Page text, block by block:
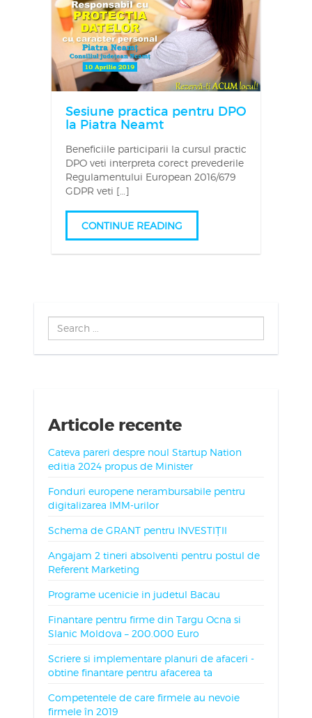
Sesiune practica pentru DPO
la Piatra Neamt
Beneficiile participarii la cursul practic
DPO veti interpreta corect prevederile
Regulamentului European 2016/679
GDPR veti […]
CONTINUE READING
Search
...
Articole recente
Cateva pareri despre noul Startup Nation
editia 2024 propus de Minister
Fonduri europene nerambursabile pentru
digitalizarea IMM-urilor
Schema de GRANT pentru INVESTIȚII
Angajam 2 tineri absolventi pentru postul de
Referent Marketing
Programe ucenicie in judetul Bacau
Finantare pentru firme din Targu Ocna si
Slanic Moldova – 200.000 Euro
Scriere si implementare planuri de afaceri -
obtine finantare pentru afacerea ta
Competentele de care firmele au nevoie
firmele în 2019